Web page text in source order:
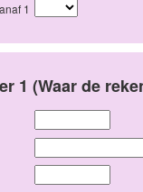
1
1 (Waar de